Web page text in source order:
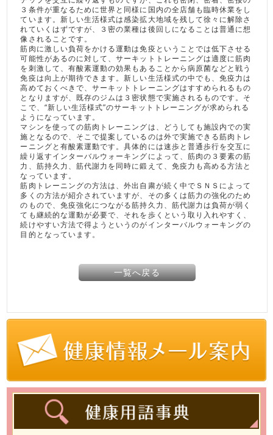
３条件が重なるために世界と同様に国内の全店舗も臨時休業をし
ています。新しい生活様式は感染拡大地域を残して徐々に解除さ
れていくはずですが、３密の業種は後回しになることは普通に想
像されることです。
筋肉に激しい負荷をかける運動は免疫ということでは低下させる
可能性があるのに対して、サーキットトレーニングは適度に筋肉
を刺激して、有酸素運動の効果もあることから病原菌などと戦う
免疫は向上が期待できます。新しい生活様式の中でも、免疫力は
高めておくべきで、サーキットトレーニングはすすめられるもの
となりますが、既存のジムは３密状態で実施されるものです。そ
こで、“新しい生活様式”のサーキットトレーニングが求められる
ようになっています。
マシンを使っての筋肉トレーニングは、どうしても施設内での実
施となるので、そこで提案しているのは外で実施できる筋肉トレ
ーニングと有酸素運動です。具体的には速歩と普通歩行を交互に
繰り返すインターバルウォーキングによって、筋肉の３要素の筋
力、筋持久力、筋代謝力を同時に鍛えて、免疫力も高める方法と
なっています。
筋肉トレーニングの方法は、外出自粛が続く中でＳＮＳによって
多くの方法が紹介されていますが、その多くは筋力の強化のため
のもので、免疫強化につながる筋持久力、筋代謝力は負荷が弱く
ても継続的な運動が必要で、それを歩くという取り入れやすく、
続けやすい方法で得ようというのがインターバルウォーキングの
目的となっています。
一覧へ戻る